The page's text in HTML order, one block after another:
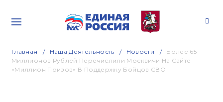
Главная Наша Деятельность Новости
Более 65
Миллионов Рублей Перечислили Москвичи На Сайте
«Миллион Призов» В Поддержку Бойцов СВО